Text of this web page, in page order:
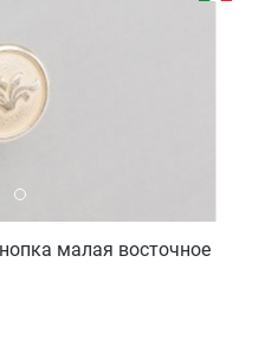
малая восточное